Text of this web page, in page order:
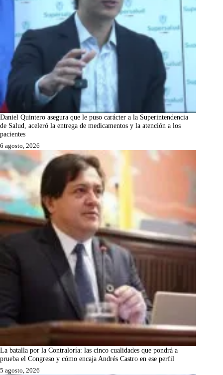
Daniel Quintero asegura que le puso carácter a la Superintendencia
de Salud, aceleró la entrega de medicamentos y la atención a los
pacientes
6 agosto, 2026
La batalla por la Contraloría: las cinco cualidades que pondrá a
prueba el Congreso y cómo encaja Andrés Castro en ese perfil
5 agosto, 2026